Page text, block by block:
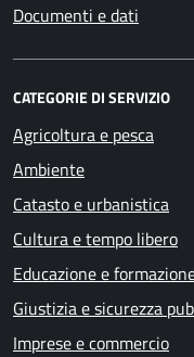
Documenti e dati
CATEGORIE DI SERVIZIO
Agricoltura e pesca
Ambiente
Catasto e urbanistica
Cultura e tempo libero
Educazione e
Giustizia e sicurezza
Imprese e commercio